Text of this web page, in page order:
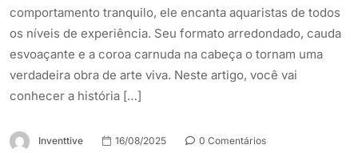
comportamento tranquilo, ele encanta aquaristas de todos
os níveis de experiência. Seu formato arredondado, cauda
esvoaçante e a coroa carnuda na cabeça o tornam uma
verdadeira obra de arte viva. Neste artigo, você vai
conhecer a história […]
Inventtive 16/08/2025
0 Comentários